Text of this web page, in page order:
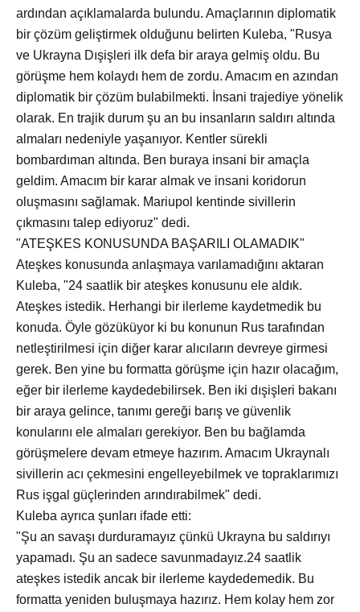
ardından açıklamalarda bulundu. Amaçlarının diplomatik
bir çözüm geliştirmek olduğunu belirten Kuleba, "Rusya
ve Ukrayna Dışişleri ilk defa bir araya gelmiş oldu. Bu
görüşme hem kolaydı hem de zordu. Amacım en azından
diplomatik bir çözüm bulabilmekti. İnsani trajediye yönelik
olarak. En trajik durum şu an bu insanların saldırı altında
almaları nedeniyle yaşanıyor. Kentler sürekli
bombardıman altında. Ben buraya insani bir amaçla
geldim. Amacım bir karar almak ve insani koridorun
oluşmasını sağlamak. Mariupol kentinde sivillerin
çıkmasını talep ediyoruz" dedi.
"ATEŞKES KONUSUNDA BAŞARILI OLAMADIK"
Ateşkes konusunda anlaşmaya varılamadığını aktaran
Kuleba, "24 saatlik bir ateşkes konusunu ele aldık.
Ateşkes istedik. Herhangi bir ilerleme kaydetmedik bu
konuda. Öyle gözüküyor ki bu konunun Rus tarafından
netleştirilmesi için diğer karar alıcıların devreye girmesi
gerek. Ben yine bu formatta görüşme için hazır olacağım,
eğer bir ilerleme kaydedebilirsek. Ben iki dışişleri bakanı
bir araya gelince, tanımı gereği barış ve güvenlik
konularını ele almaları gerekiyor. Ben bu bağlamda
görüşmelere devam etmeye hazırım. Amacım Ukraynalı
sivillerin acı çekmesini engelleyebilmek ve topraklarımızı
Rus işgal güçlerinden arındırabilmek" dedi.
Kuleba ayrıca şunları ifade etti:
"Şu an savaşı durduramayız çünkü Ukrayna bu saldırıyı
yapamadı. Şu an sadece savunmadayız.24 saatlik
ateşkes istedik ancak bir ilerleme kaydedemedik. Bu
formatta yeniden buluşmaya hazırız. Hem kolay hem zor